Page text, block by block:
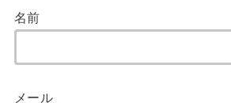
名前
メール